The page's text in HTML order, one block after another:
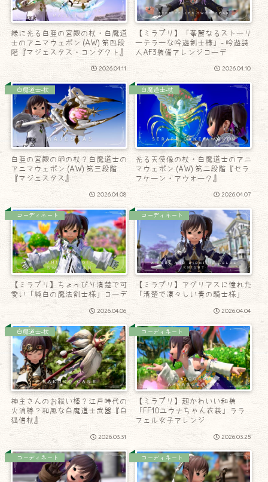
緑に光る白亜の宮殿の杖・白魔道
士のアニマウェポン (AW) 第四段
階『マジェスタス・コンダクト』
2026.04.11
【ミラプリ】「華麗なるストーリ
ーテラーな吟遊剣士様」- 吟遊詩
人AF3装備アレンジコーデ
2026.04.10
白魔道士-杖
白亜の宮殿の卵の杖？白魔道士の
アニマウェポン (AW) 第三段階
『マジェスタス』
2026.04.08
白魔道士-杖
光る天使像の杖・白魔道士のアニ
マウェポン (AW) 第二段階『セラ
フケーン・アウォーク』
2026.04.07
コーディネート
【ミラプリ】ちょっぴり清楚で可
愛い「純白の魔法剣士様」コーデ
2026.04.06
コーディネート
【ミラプリ】アグリアスに憧れた
「清楚で凛々しい青の騎士様」
2026.04.04
白魔道士-杖
神主さんのお祓い棒？江戸時代の
火消棒？和風な白魔道士武器『白
狐僧杖』
2026.03.31
コーディネート
【ミラプリ】超かわいい和装
「FF10ユウナちゃん衣装」ララ
フェル女子アレンジ
2026.03.25
コーディネート コーディネート